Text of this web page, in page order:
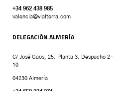
+34 962 438 985
valencia@vialterra.com
DELEGACIÓN ALMERÍA
C/ José Gaos, 25. Planta 3. Despacho 2-
10
04230 Almería